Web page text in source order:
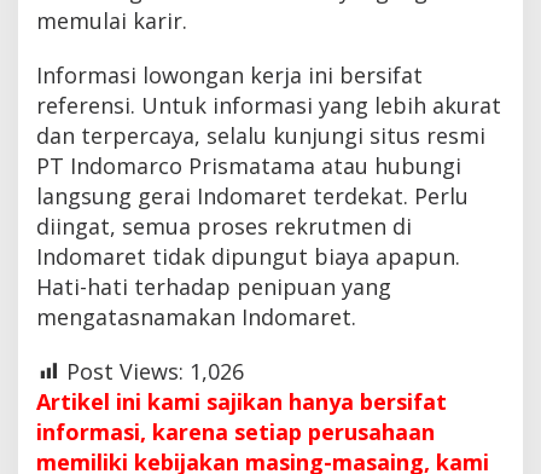
memulai karir.
Informasi lowongan kerja ini bersifat
referensi. Untuk informasi yang lebih akurat
dan terpercaya, selalu kunjungi situs resmi
PT Indomarco Prismatama atau hubungi
langsung gerai Indomaret terdekat. Perlu
diingat, semua proses rekrutmen di
Indomaret tidak dipungut biaya apapun.
Hati-hati terhadap penipuan yang
mengatasnamakan Indomaret.
Post Views: 1,026
Artikel ini kami sajikan hanya bersifat
informasi, karena setiap perusahaan
memiliki kebijakan masing-masaing, kami